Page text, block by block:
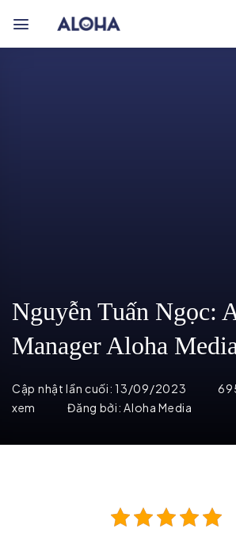
qua
Nguyễn Tuấn Ngọc:
Manager Aloha Media
Cập nhật lần cuối:13/09/2023
xem
Đăng bởi:Aloha Media